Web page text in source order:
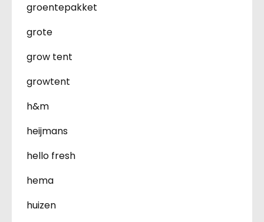
groentepakket
grote
grow tent
growtent
h&m
heijmans
hello fresh
hema
huizen